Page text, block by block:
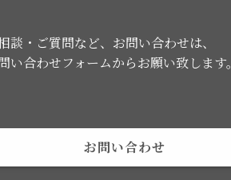
談・ご質問など、お問い合わせは、
い合わせフォームからお願い致します。
お問い合わせ